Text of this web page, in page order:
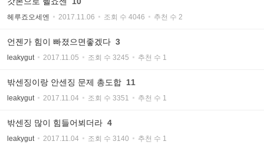
헤루죠오세엔 2017.11.06 조회 수 4046 추천 수 2
언젠가 힘이 빠졌으면좋겠다 3
leakygut 2017.11.05 조회 수 3245 추천 수 1
밖센징이랑 안센징 문제 총도합 11
leakygut 2017.11.04 조회 수 3351 추천 수 1
밖센징 많이 힘들어뵈더라 4
leakygut 2017.11.04 조회 수 3140 추천 수 1